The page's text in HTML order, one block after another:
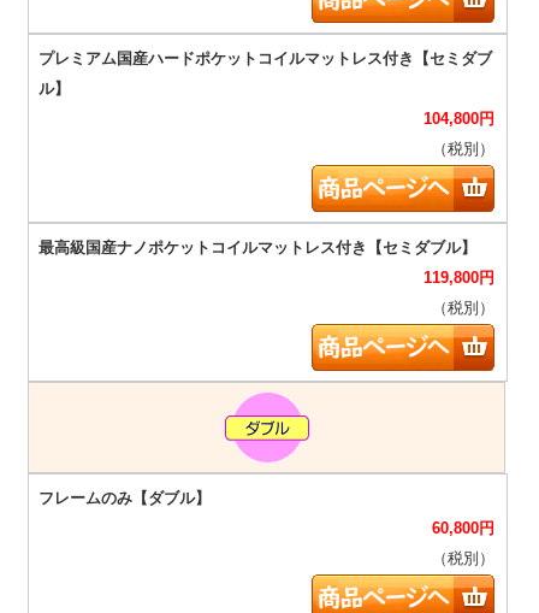
104,800円
（税別）
119,800円
（税別）
60,800円
（税別）